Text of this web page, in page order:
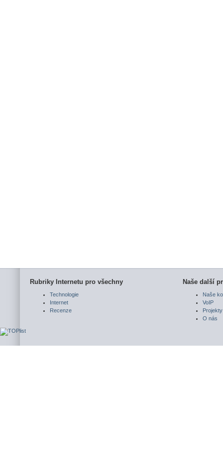
Rubriky Internetu pro všechny
Technologie
Internet
Recenze
Naše další
Naše
VoIP
Projekty
O nás